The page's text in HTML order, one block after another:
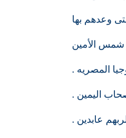
وعدهم بها
شمس الأمين
المصريه .
اليمين .
عابدين .